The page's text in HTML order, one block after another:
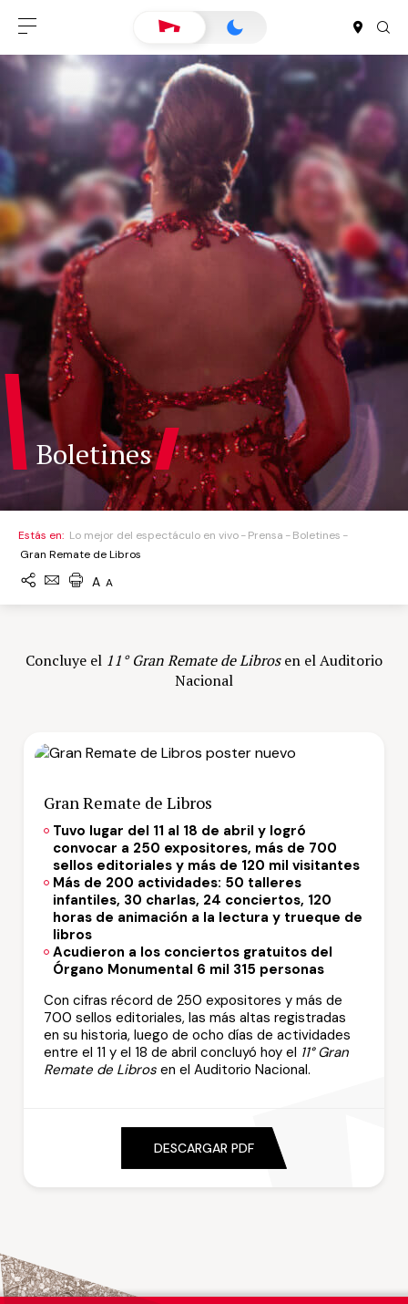
Boletines
Estás en: Lo mejor del espectáculo en vivo Prensa
Boletines
Gran Remate de Libros
A A
Concluye el 11° Gran Remate de Librosen el Auditorio
Nacional
Gran Remate de Libros
Tuvo lugar del 11 al 18 de abril y logró
convocar a 250 expositores, más de 700
sellos editoriales y más de 120 mil visitantes
Más de 200 actividades: 50 talleres
infantiles, 30 charlas, 24 conciertos, 120
horas de animación a la lectura y trueque de
libros
Acudieron a los conciertos gratuitos del
Órgano Monumental 6 mil 315 personas
Con cifras récord de 250 expositores y más de
700 sellos editoriales, las más altas registradas
en su historia, luego de ocho días de actividades
entre el 11 y el 18 de abril concluyó hoy el 11° Gran
Remate de Libros en el Auditorio Nacional.
DESCARGAR PDF